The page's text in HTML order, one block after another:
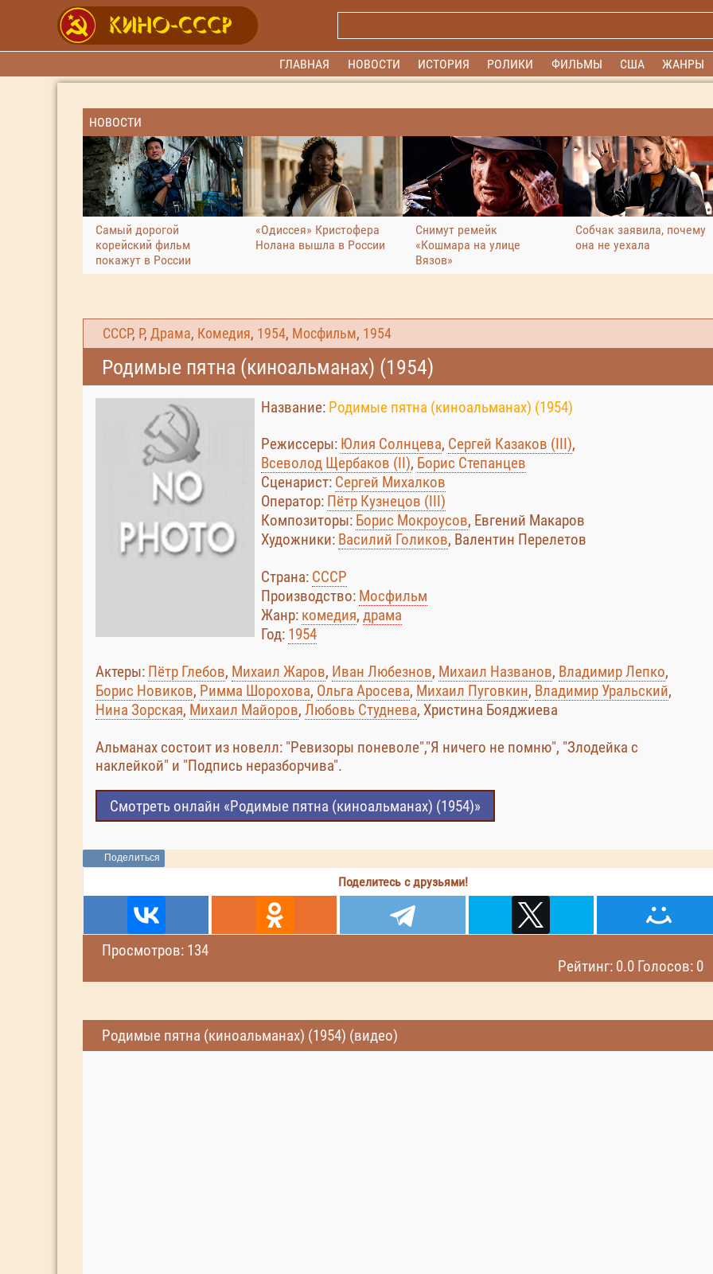
ГЛАВНАЯ НОВОСТИ ИСТОРИЯ РОЛИКИ ФИЛЬМЫ США ЖАНРЫ
НОВОСТИ
Самый дорогой
корейский фильм
покажут в России
«Одиссея» Кристофера
Нолана вышла в России
Снимут ремейк
«Кошмара на улице
Вязов»
Собчак заявила, почему
она не уехала
СССР, Р, Драма, Комедия, 1954, Мосфильм, 1954
Родимые пятна (киноальманах) (1954)
Название: Родимые пятна (киноальманах) (1954)
Режиссеры: Юлия Солнцева, Сергей Казаков (III),
Всеволод Щербаков (II), Борис Степанцев
Сценарист: Сергей Михалков
Оператор: Пётр Кузнецов (III)
Композиторы: Борис Мокроусов, Евгений Макаров
Художники: Василий Голиков, Валентин Перелетов
Страна: СССР
Производство: Мосфильм
Жанр: комедия, драма
Год: 1954
Актеры: Пётр Глебов, Михаил Жаров, Иван Любезнов, Михаил Названов, Владимир Лепко,
Борис Новиков, Римма Шорохова, Ольга Аросева, Михаил Пуговкин, Владимир Уральский,
Нина Зорская, Михаил Майоров, Любовь Студнева, Христина Бояджиева
Альманах состоит из новелл: "Ревизоры поневоле","Я ничего не помню", "Злодейка с
наклейкой" и "Подпись неразборчива".
Смотреть онлайн «Родимые пятна (киноальманах) (1954)»
Поделиться
Поделитесь с друзьями!
Просмотров: 134
Рейтинг: 0.0 Голосов: 0
Родимые пятна (киноальманах) (1954) (видео)